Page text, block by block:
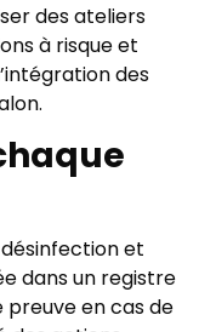
des ateliers
à risque et
des
et
dans un registre
preuve en cas de